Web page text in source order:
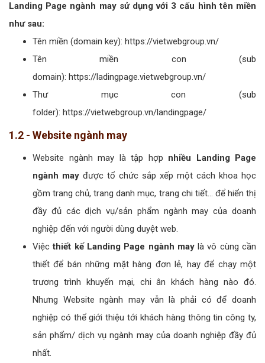
Landing Page ngành may sử dụng với 3 cấu hình tên miền
như sau:
Tên miền (domain key): https://vietwebgroup.vn/
Tên miền con (sub
domain): https://ladingpage.vietwebgroup.vn/
Thư mục con (sub
folder): https://vietwebgroup.vn/landingpage/
1.2 - Website ngành may
Website ngành may là tập hợp nhiều Landing Page
ngành may được tổ chức sắp xếp một cách khoa học
gồm trang chủ, trang danh mục, trang chi tiết... để hiển thị
đầy đủ các dịch vụ/sản phẩm ngành may của doanh
nghiệp đến với người dùng duyệt web.
Việc thiết kế Landing Page ngành maylà vô cùng cần
thiết để bán những mặt hàng đơn lẻ, hay để chạy một
trương trình khuyến mại, chi ân khách hàng nào đó.
Nhưng Website ngành may vẫn là phải có để doanh
nghiệp có thể giới thiệu tới khách hàng thông tin công ty,
sản phẩm/ dịch vụ ngành may của doanh nghiệp đầy đủ
nhất.